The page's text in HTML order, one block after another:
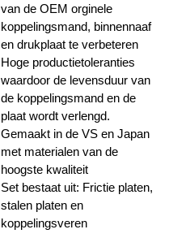
van de OEM orginele
koppelingsmand, binnennaaf
en drukplaat te verbeteren
Hoge productietoleranties
waardoor de levensduur van
de koppelingsmand en de
plaat wordt verlengd.
Gemaakt in de VS en Japan
met materialen van de
hoogste kwaliteit
Set bestaat uit: Frictie platen,
stalen platen en
koppelingsveren